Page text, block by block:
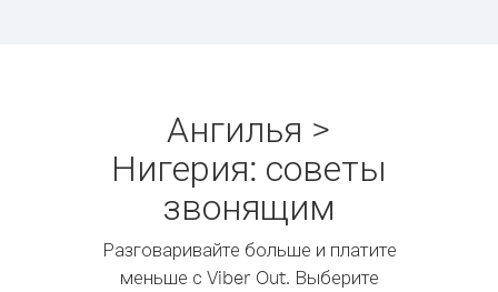
Ангилья >
Нигерия: советы
звонящим
Разговаривайте больше и платите
меньше с Viber Out. Выберите